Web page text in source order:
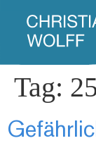
Tag: